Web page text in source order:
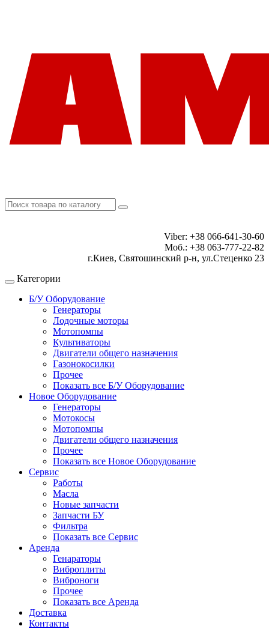
Viber: +38 066-641-30-60
Моб.: +38 063-777-22-82
г.Киев, Святошинский р-н, ул.Стеценко 23
Категории
Б/У Оборудование
Генераторы
Лодочные моторы
Мотопомпы
Культиваторы
Двигатели общего назначения
Газонокосилки
Прочее
Показать все Б/У Оборудование
Новое Оборудование
Генераторы
Мотокосы
Мотопомпы
Двигатели общего назначения
Прочее
Показать все Новое Оборудование
Сервис
Работы
Масла
Новые запчасти
Запчасти БУ
Фильтра
Показать все Сервис
Аренда
Генараторы
Виброплиты
Виброноги
Прочее
Показать все Аренда
Доставка
Контакты